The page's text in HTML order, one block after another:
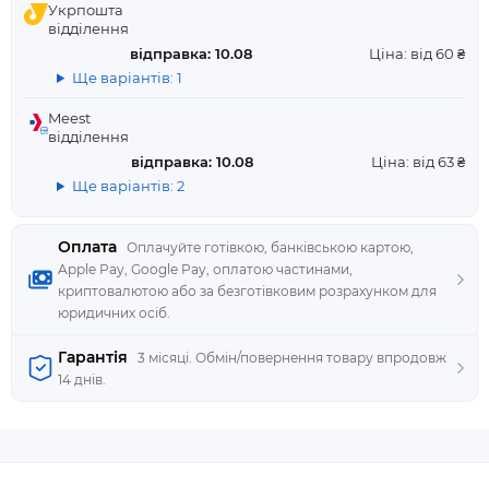
Оплата Оплачуйте готівкою, банківською картою,
Apple Pay, Google Pay, оплатою частинами,
криптовалютою або за безготівковим розрахунком для
юридичних осіб.
Укрпошта
відділення
відправка: 10.08
Ціна: від 60 ₴
Ще варіантів: 1
Meest
відділення
відправка: 10.08
Ціна: від 63 ₴
Ще варіантів: 2
Гарантія
3 місяці. Обмін/повернення товару впродовж
14 днів.